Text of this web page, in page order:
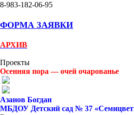
8-983-182-06-95
ФОРМА ЗАЯВКИ
АРХИВ
Проекты
Осенняя пора — очей очарованье
Азанов Богдан
МБДОУ Детский сад № 37